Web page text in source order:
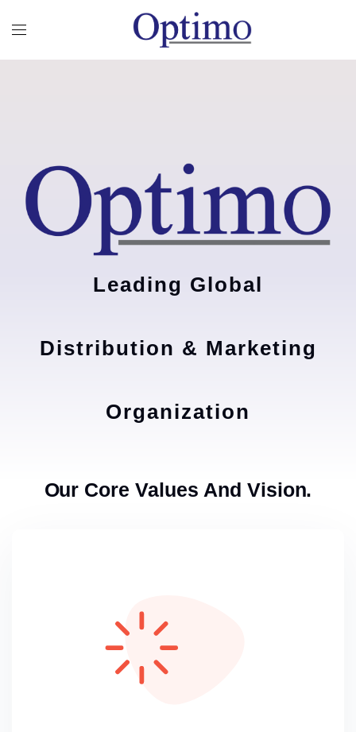
Leading Global
Distribution & Marketing
Organization
Our Core Values And Vision.